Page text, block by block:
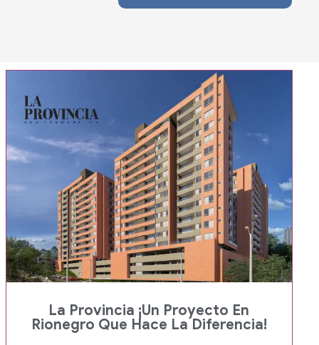
La Provincia ¡Un Proyecto En
Rionegro Que Hace La Diferencia!